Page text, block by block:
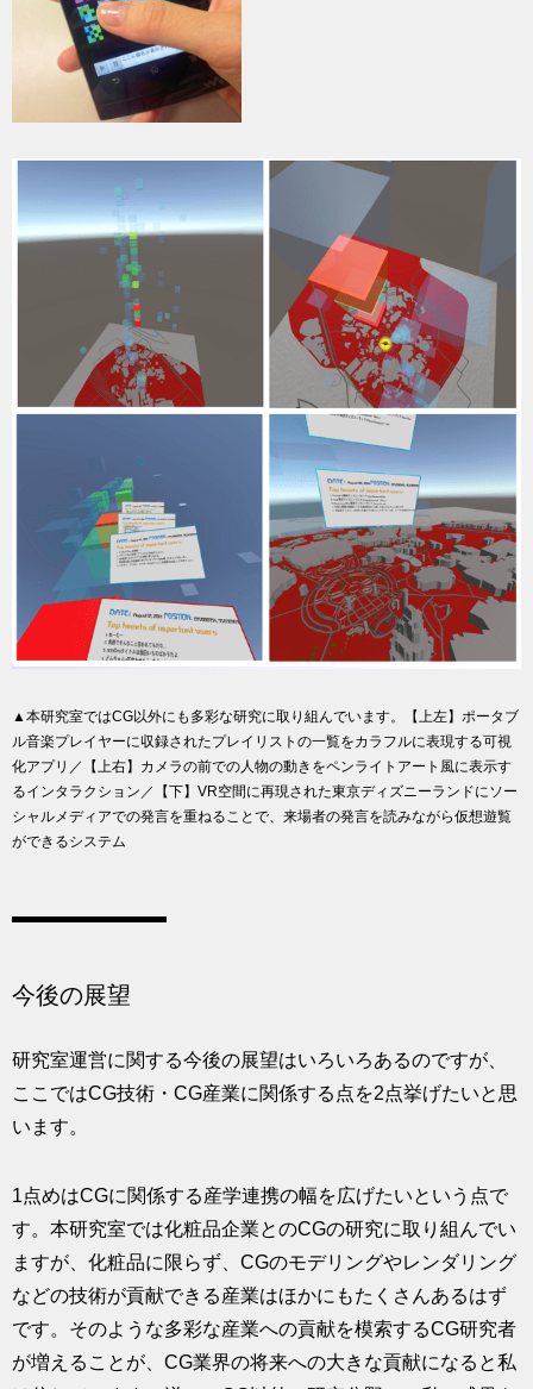
▲本研究室ではCG以外にも多彩な研究に取り組んでいます。【上左】ポータブ
ル音楽プレイヤーに収録されたプレイリストの一覧をカラフルに表現する可視
化アプリ／【上右】カメラの前での人物の動きをペンライトアート風に表示す
るインタラクション／【下】VR空間に再現された東京ディズニーランドにソー
シャルメディアでの発言を重ねることで、来場者の発言を読みながら仮想遊覧
ができるシステム
今後の展望
研究室運営に関する今後の展望はいろいろあるのですが、
ここではCG技術・CG産業に関係する点を2点挙げたいと思
います。
1点めはCGに関係する産学連携の幅を広げたいという点で
す。本研究室では化粧品企業とのCGの研究に取り組んでい
ますが、化粧品に限らず、CGのモデリングやレンダリング
などの技術が貢献できる産業はほかにもたくさんあるはず
です。そのような多彩な産業への貢献を模索するCG研究者
が増えることが、CG業界の将来への大きな貢献になると私